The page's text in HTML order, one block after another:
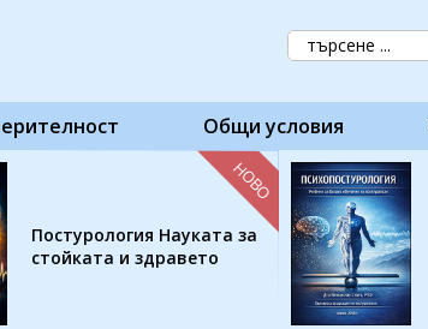
Общи условия
Постурология Науката за
стойката и здравето
НОВО